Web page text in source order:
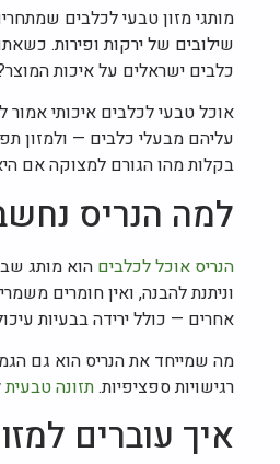
מותגי מזון טבעי לכלבים
שילובים של ירקות ופירות.
כלבים ישראלים על איכות
אוכל טבעי לכלבים איכותי
עליהם מבעלי כלבים — ולמזון
בקלות מהו הגורם למצוקה אם
למה הנריס
הנריס אוכל לכלבים הוא מותג
וניתנת להבנה, ואין חומרים
אחרים — כולל ירידה בבעיות
מה שמייחד את הנריס הוא גם
רגישויות ספציפיות.תזונה
איך עוברים